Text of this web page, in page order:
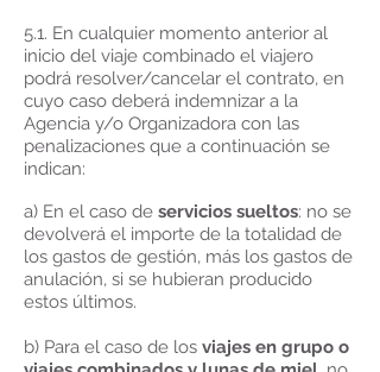
5.1. En cualquier momento anterior al
inicio del viaje combinado el viajero
podrá resolver/cancelar el contrato, en
cuyo caso deberá indemnizar a la
Agencia y/o Organizadora con las
penalizaciones que a continuación se
indican:
a) En el caso de servicios sueltos: no se
devolverá el importe de la totalidad de
los gastos de gestión, más los gastos de
anulación, si se hubieran producido
estos últimos.
b) Para el caso de los viajes en grupo o